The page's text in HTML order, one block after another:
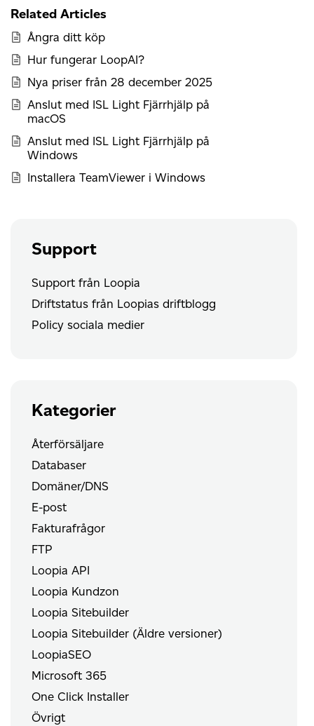
Related Articles
Ångra ditt köp
Hur fungerar LoopAI?
Nya priser från 28 december 2025
Anslut med ISL Light Fjärrhjälp på
macOS
Anslut med ISL Light Fjärrhjälp på
Windows
Installera TeamViewer i Windows
Support
Support från Loopia
Driftstatus från Loopias driftblogg
Policy sociala medier
Kategorier
Återförsäljare
Databaser
Domäner/DNS
E-post
Fakturafrågor
FTP
Loopia API
Loopia Kundzon
Loopia Sitebuilder
Loopia Sitebuilder (Äldre versioner)
LoopiaSEO
Microsoft 365
One Click Installer
Övrigt